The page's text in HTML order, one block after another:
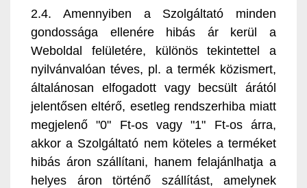
2.4. Amennyiben a Szolgáltató minden
gondossága ellenére hibás ár kerül a
Weboldal felületére, különös tekintettel a
nyilvánvalóan téves, pl. a termék közismert,
általánosan elfogadott vagy becsült árától
jelentősen eltérő, esetleg rendszerhiba miatt
megjelenő "0" Ft-os vagy "1" Ft-os árra,
akkor a Szolgáltató nem köteles a terméket
hibás áron szállítani, hanem felajánlhatja a
helyes áron történő szállítást, amelynek